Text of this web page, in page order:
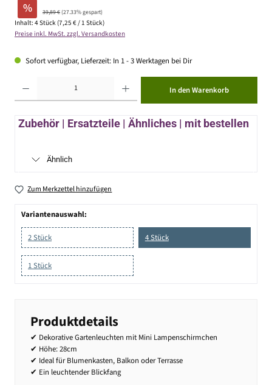
% 39,89 €(27.33% gespart)
Inhalt: 4 Stück (7,25 € / 1 Stück)
Preise inkl. MwSt. zzgl. Versandkosten
Sofort verfügbar, Lieferzeit: In 1 - 3 Werktagen bei Dir
In den Warenkorb
Zubehör | Ersatzteile | Ähnliches | mit bestellen
Ähnlich
Zum Merkzettel hinzufügen
Variantenauswahl:
2 Stück 4 Stück
1 Stück
Produktdetails
✔ Dekorative Gartenleuchten mit Mini Lampenschirmchen
✔ Höhe: 28cm
✔ Ideal für Blumenkasten, Balkon oder Terrasse
✔ Ein leuchtender Blickfang